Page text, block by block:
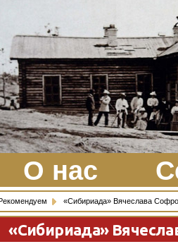
О нас
Рекомендуем «Сибириада» Вячеслава
«Сибириада»